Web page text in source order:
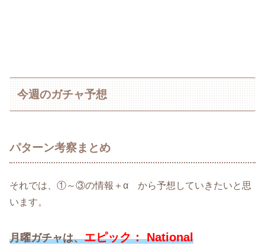
今週のガチャ予想
パターン考察まとめ
それでは、①～③の情報＋α から予想していきたいと思
います。
月曜ガチャは、エピック：National